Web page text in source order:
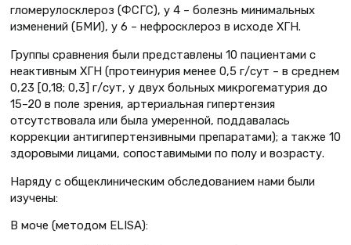
гломерулосклероз (ФСГС), у 4 – болезнь минимальных
изменений (БМИ), у 6 – нефросклероз в исходе ХГН.
Группы сравнения были представлены 10 пациентами с
неактивным ХГН (протеинурия менее 0,5 г/сут – в среднем
0,23 [0,18; 0,3] г/сут, у двух больных микрогематурия до
15–20 в поле зрения, артериальная гипертензия
отсутствовала или была умеренной, поддавалась
коррекции антигипертензивными препаратами); а также 10
здоровыми лицами, сопоставимыми по полу и возрасту.
Наряду с общеклиническим обследованием нами были
изучены:
В моче (методом ЕLISA):